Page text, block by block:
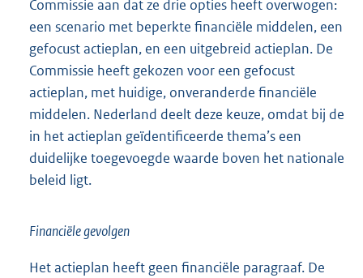
Commissie aan dat ze drie opties heeft overwogen:
een scenario met beperkte financiële middelen, een
gefocust actieplan, en een uitgebreid actieplan. De
Commissie heeft gekozen voor een gefocust
actieplan, met huidige, onveranderde financiële
middelen. Nederland deelt deze keuze, omdat bij de
in het actieplan geïdentificeerde thema’s een
duidelijke toegevoegde waarde boven het nationale
beleid ligt.
Financiële gevolgen
Het actieplan heeft geen financiële paragraaf. De